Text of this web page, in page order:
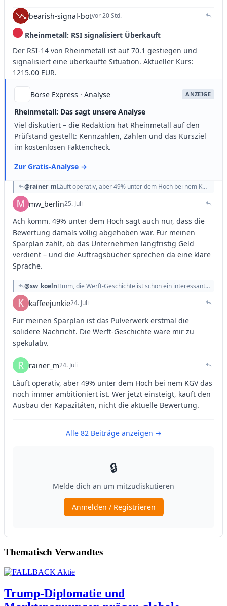
Thematisch Verwandtes
Trump-Diplomatie und